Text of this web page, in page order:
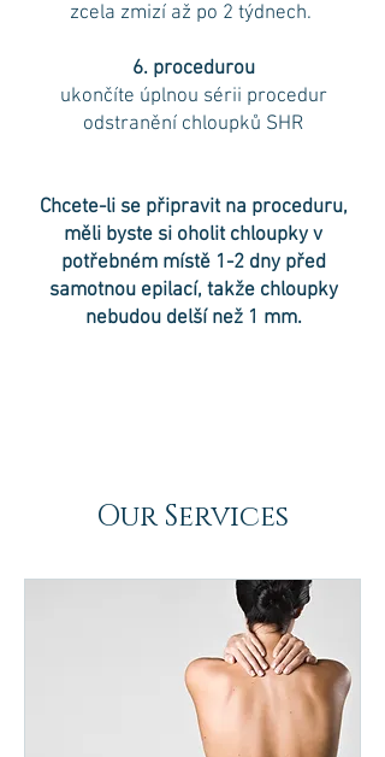
zcela zmizí až po 2 týdnech.
6. procedurou
ukončíte úplnou sérii procedur
odstranění chloupků SHR
Chcete-li se připravit na proceduru,
měli byste si oholit chloupky v
potřebném místě 1-2 dny před
samotnou epilací, takže chloupky
nebudou delší než 1 mm.
Our Services